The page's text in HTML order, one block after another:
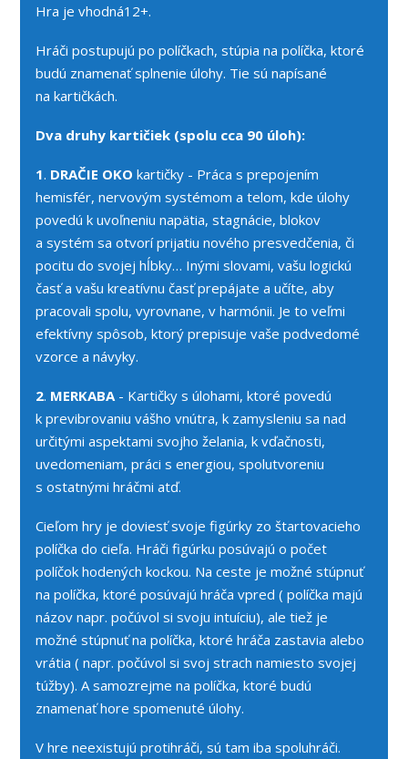
Hra je vhodná12+.
Hráči postupujú po políčkach, stúpia na políčka, ktoré
budú znamenať splnenie úlohy. Tie sú napísané
na kartičkách.
Dva druhy kartičiek (spolu cca 90 úloh):
1. DRAČIE OKO kartičky - Práca s prepojením
hemisfér, nervovým systémom a telom, kde úlohy
povedú k uvoľneniu napätia, stagnácie, blokov
a systém sa otvorí prijatiu nového presvedčenia, či
pocitu do svojej hĺbky… Inými slovami, vašu logickú
časť a vašu kreatívnu časť prepájate a učíte, aby
pracovali spolu, vyrovnane, v harmónii. Je to veľmi
efektívny spôsob, ktorý prepisuje vaše podvedomé
vzorce a návyky.
2. MERKABA- Kartičky s úlohami, ktoré povedú
k previbrovaniu vášho vnútra, k zamysleniu sa nad
určitými aspektami svojho želania, k vďačnosti,
uvedomeniam, práci s energiou, spolutvoreniu
s ostatnými hráčmi atď.
Cieľom hry je doviesť svoje figúrky zo štartovacieho
políčka do cieľa. Hráči figúrku posúvajú o počet
políčok hodených kockou. Na ceste je možné stúpnuť
na políčka, ktoré posúvajú hráča vpred ( políčka majú
názov napr. počúvol si svoju intuíciu), ale tiež je
možné stúpnuť na políčka, ktoré hráča zastavia alebo
vrátia ( napr. počúvol si svoj strach namiesto svojej
túžby). A samozrejme na políčka, ktoré budú
znamenať hore spomenuté úlohy.
V hre neexistujú protihráči, sú tam iba spoluhráči.